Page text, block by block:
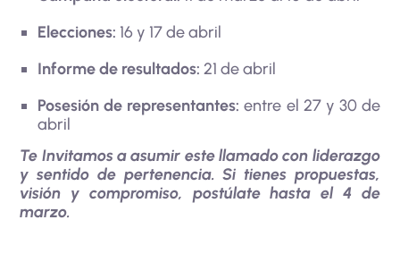
Elecciones: 16 y 17 de abril
Informe de resultados: 21 de abril
Posesión de representantes: entre el 27 y 30 de
abril
Te Invitamos a asumir este llamado con liderazgo
y sentido de pertenencia. Si tienes propuestas,
visión y compromiso, postúlate hasta el 4 de
marzo.